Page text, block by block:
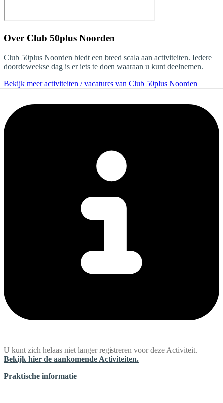
Over Club 50plus Noorden
Club 50plus Noorden biedt een breed scala aan activiteiten. Iedere
doordeweekse dag is er iets te doen waaraan u kunt deelnemen.
Bekijk meer activiteiten / vacatures van Club 50plus Noorden
U kunt zich helaas niet langer registreren voor deze Activiteit.
Bekijk hier de aankomende Activiteiten.
Praktische informatie